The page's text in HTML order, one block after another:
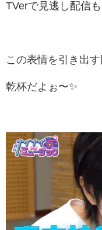
TVerで見逃し配信も
この表情を引き出
乾杯だよぉ〜✨